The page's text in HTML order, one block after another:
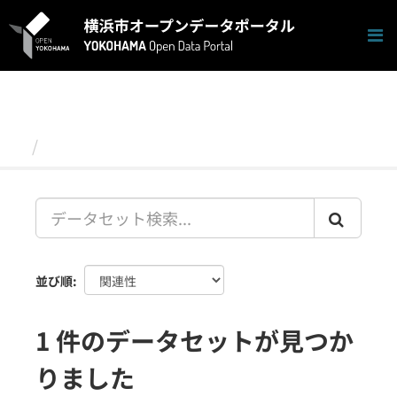
キ
並び順
1 件のデータセットが見つか
りました